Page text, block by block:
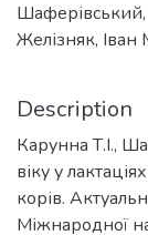
Желізняк,
Description
Карунна Т.І.,
віку у
корів.
Міжнародної